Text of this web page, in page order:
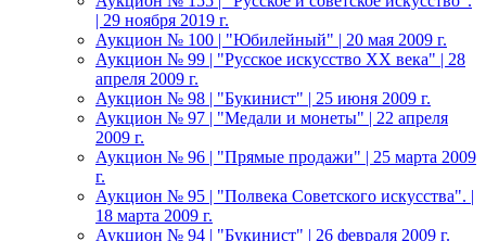
| 29 ноября 2019 г.
Аукцион № 100 | "Юбилейный" | 20 мая 2009 г.
Аукцион № 99 | "Русское искусство XX века" | 28
апреля 2009 г.
Аукцион № 98 | "Букинист" | 25 июня 2009 г.
Аукцион № 97 | "Медали и монеты" | 22 апреля
2009 г.
Аукцион № 96 | "Прямые продажи" | 25 марта 2009
г.
Аукцион № 95 | "Полвека Советского искусства". |
18 марта 2009 г.
Аукцион № 94 | "Букинист" | 26 февраля 2009 г.